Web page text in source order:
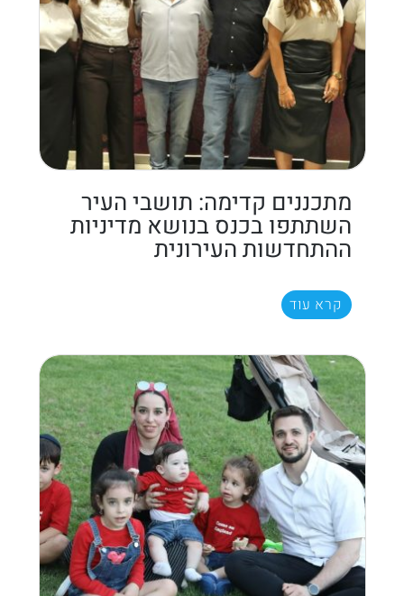
מתכננים קדימה: תושבי העיר
השתתפו בכנס בנושא מדיניות
ההתחדשות העירונית
קרא עוד